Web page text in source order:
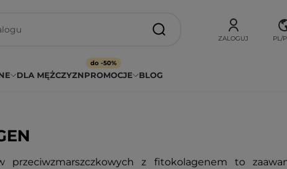
ZALOGUJ PL/
DLA MĘŻCZYZNPROMOCJE
do -50%
BLOG
przeciwzmarszczkowych z fitokolagenem to